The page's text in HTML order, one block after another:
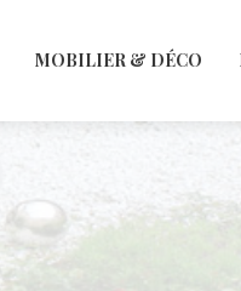
MOBILIER & DÉCO